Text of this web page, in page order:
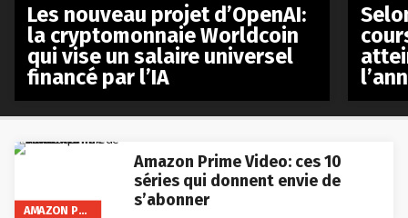
AMAZON PRIME VIDEO
Amazon Prime Video: ces 10
séries qui donnent envie de
s’abonner
Les nouveau projet d’OpenAI:
la cryptomonnaie Worldcoin
qui vise un salaire universel
financé par l’IA